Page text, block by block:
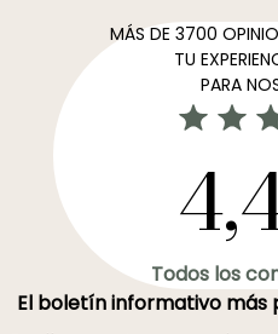
MÁS DE 3700
TU
PARA
Todos los
El boletín informativo más